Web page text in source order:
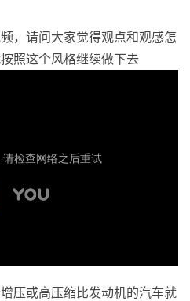
，请问大家觉得观点和观感怎
照这个风格继续做下去
压或高压缩比发动机的汽车就